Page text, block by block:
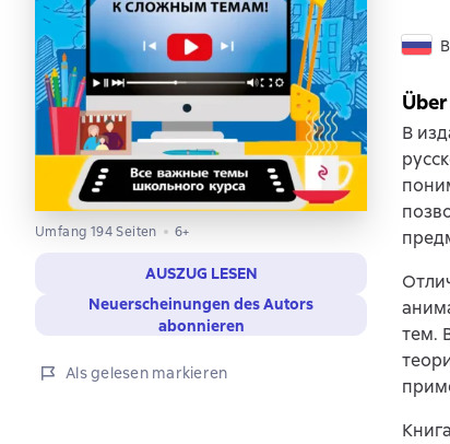
Umfang 194 Seiten 6+
AUSZUG LESEN
Neuerscheinungen des Autors
abonnieren
Als gelesen markieren
В
тем.